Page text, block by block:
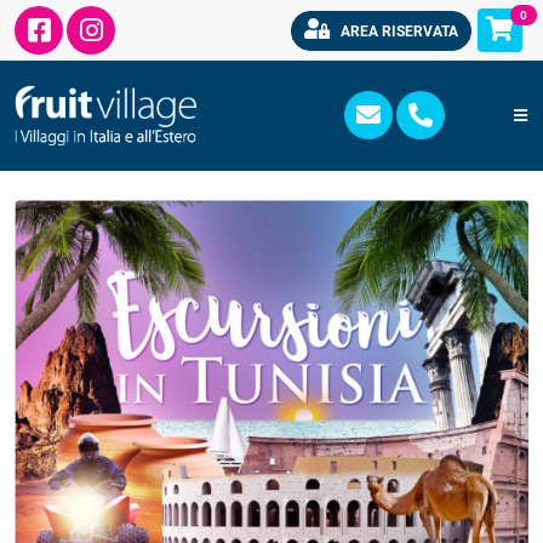
AREA RISERVATA
0